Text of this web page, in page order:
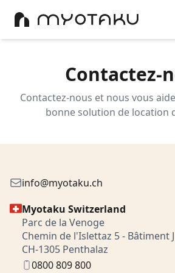
Contactez-
Contactez-nous et nous vous
bonne solution de location
info@myotaku.ch
Myotaku Switzerland
Parc de la Venoge
Chemin de l'Islettaz 5 - Bâtiment
CH-1305 Penthalaz
0800 809 800